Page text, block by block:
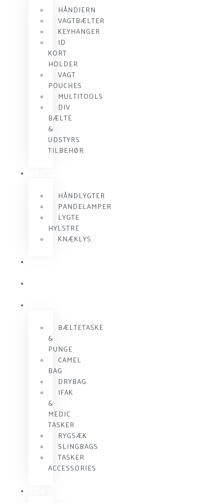
HÅNDJERN
VAGTBÆLTER
KEYHANGER
ID
KORT
HOLDER
VAGT
POUCHES
MULTITOOLS
DIV.
BÆLTE
&
UDSTYRS
TILBEHØR
HÅNDLYGTER
PANDELAMPER
LYGTE
HYLSTRE
KNÆKLYS
BÆLTETASKE
&
PUNGE
CAMEL
BAG
DRYBAG
IFAK
&
MEDIC
TASKER
RYGSÆK
SLINGBAGS
TASKER
ACCESSORIES